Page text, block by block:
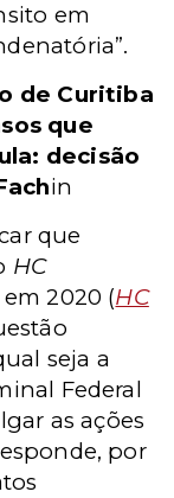
em
de Curitiba
que
decisão
in
que
HC
2020 (HC
seja a
Federal
as ações
por